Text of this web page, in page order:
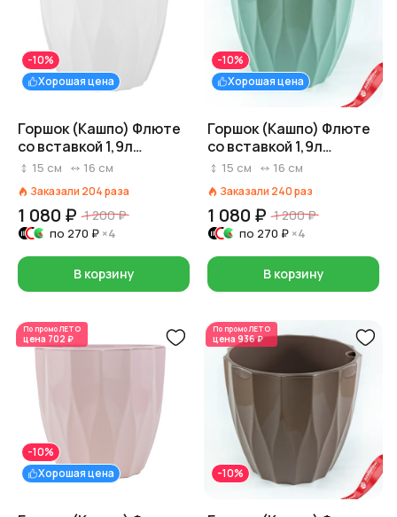
Хорошая цена
-10%
Горшок (Кашпо) Флюте
со вставкой 1,9л
Пластик D 16 см H 14,5
15 см 16 см
Заказали 204раза
1 080 ₽ 1 200 ₽
по 270 ₽ ×4
В корзину
Хорошая цена
-10%
Горшок (Кашпо) Флюте
со вставкой 1,9л
Пластик D 16 см H 14,5
15 см 16 см
Заказали 240раз
1 080 ₽ 1 200 ₽
по 270 ₽ ×4
В корзину
По промоЛЕТО
цена 702 ₽
Хорошая цена
-10%
По промоЛЕТО
цена 936 ₽
-10%